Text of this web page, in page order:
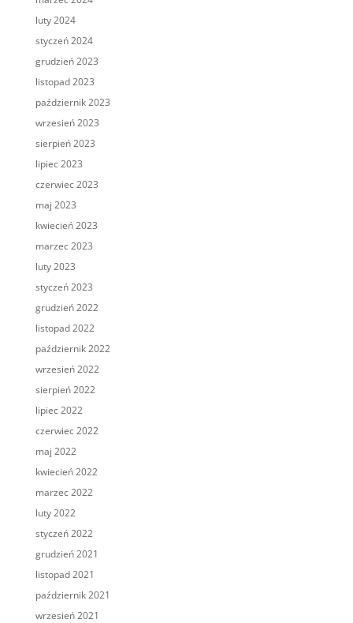
luty 2024
styczeń 2024
grudzień 2023
listopad 2023
październik 2023
wrzesień 2023
sierpień 2023
lipiec 2023
czerwiec 2023
maj 2023
kwiecień 2023
marzec 2023
luty 2023
styczeń 2023
grudzień 2022
listopad 2022
październik 2022
wrzesień 2022
sierpień 2022
lipiec 2022
czerwiec 2022
maj 2022
kwiecień 2022
marzec 2022
luty 2022
styczeń 2022
grudzień 2021
listopad 2021
październik 2021
wrzesień 2021